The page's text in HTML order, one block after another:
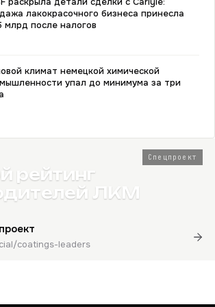
лакокрасочного бизнеса принесла
млрд после налогов
климат немецкой химической
упал до минимума за три
Спецпроект
рейтинг
ЛКМ
coatings-leaders